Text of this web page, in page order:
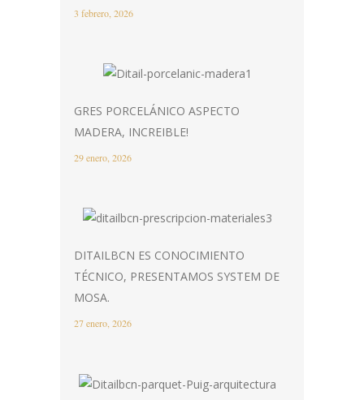
3 febrero, 2026
GRES PORCELÁNICO ASPECTO
MADERA, INCREIBLE!
29 enero, 2026
DITAILBCN ES CONOCIMIENTO
TÉCNICO, PRESENTAMOS SYSTEM DE
MOSA.
27 enero, 2026